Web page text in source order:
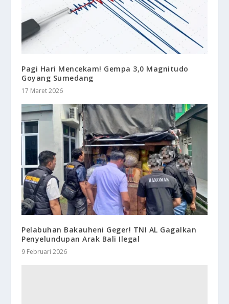
Pagi Hari Mencekam! Gempa 3,0 Magnitudo
Goyang Sumedang
17 Maret 2026
Pelabuhan Bakauheni Geger! TNI AL Gagalkan
Penyelundupan Arak Bali Ilegal
9 Februari 2026